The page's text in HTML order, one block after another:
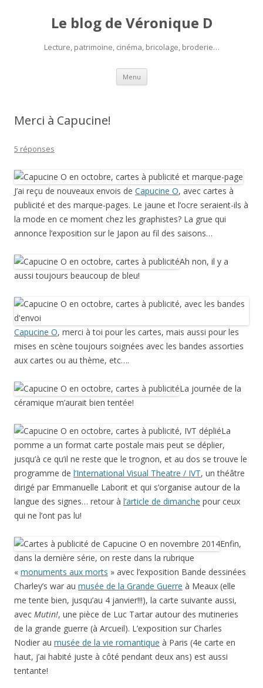
Le blog de Véronique D
Lecture, patrimoine, cinéma, bricolage, broderie…
Menu Aller
contenu
Merci à Capucine!
5 réponses
J’ai reçu de nouveaux envois de Capucine O, avec cartes à
publicité et des marque-pages. Le jaune et l’ocre seraient-ils à
la mode en ce moment chez les graphistes? La grue qui
annonce l’exposition sur le Japon au fil des saisons…
Ah non, il y a
aussi toujours beaucoup de bleu!
Capucine O, merci à toi pour les cartes, mais aussi pour les
mises en scène toujours soignées avec les bandes assorties
aux cartes ou au thème, etc….
La journée de la
céramique m’aurait bien tentée!
La
pomme a un format carte postale mais peut se déplier,
jusqu’à ce qu’il ne reste que le trognon, et au dos se trouve le
programme de l’International Visual Theatre / IVT, un théâtre
dirigé par Emmanuelle Laborit et qui s’organise autour de la
langue des signes… retour à l’article de dimanche pour ceux
qui ne l’ont pas lu!
Enfin,
dans la dernière série, on reste dans la rubrique
« monuments aux morts » avec l’exposition Bande dessinées
Charley’s war au musée de la Grande Guerre à Meaux (elle
me tente bien, jusqu’au 4 janvier!!!), la carte suivante aussi,
avec Mutin!, une pièce de Luc Tartar autour des mutineries
de la grande guerre (à Arcueil). L’exposition sur Charles
Nodier au musée de la vie romantique à Paris (4e carte en
haut, j’ai habité juste à côté pendant deux ans) est aussi
tentante!